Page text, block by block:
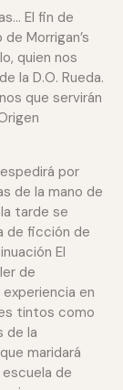
El fin de
Morrigan’s
quien nos
la D.O. Rueda.
que servirán
por
de la mano de
tarde se
de ficción de
El
de
en
tintos como
de la
maridará
de